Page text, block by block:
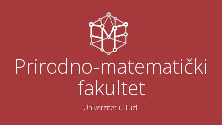
Prirodno-matematički
fakultet
Univerzitet u Tuzli